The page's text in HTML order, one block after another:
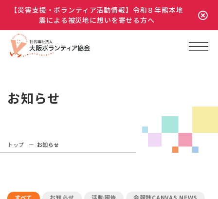
【災害支援・ボランティア活動情報】令和８年熊本地
震による被災地に想いを寄せる方へ
お知らせ
トップ お知らせ
すべて お知らせ 活動報告 会報誌CANVAS NEWS